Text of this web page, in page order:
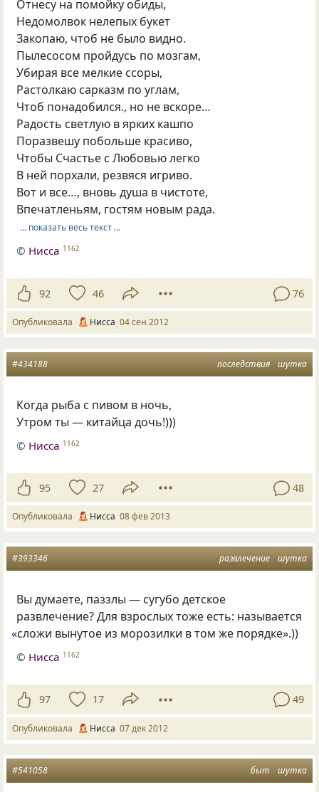
Отнесу на помойку обиды,
Недомолвок нелепых букет
Закопаю, чтоб не было видно.
Пылесосом пройдусь по мозгам,
Убирая все мелкие ссоры,
Растолкаю сарказм по углам,
Чтоб понадобился., но не вскоре…
Радость светлую в ярких кашпо
Поразвешу побольше красиво,
Чтобы Счастье с Любовью легко
В ней порхали, резвяся игриво.
Вот и все…, вновь душа в чистоте,
Впечатленьям, гостям новым рада.
… показать весь текст …
© Нисса 1162
92 46 76
Опубликовала Нисса 04 сен 2012
последствия шутка
#434188
Когда рыба с пивом в ночь,
Утром ты — китайца дочь!)))
© Нисса 1162
95 27 48
Опубликовала Нисса 08 фев 2013
развлечение шутка
#393346
Вы думаете, паззлы — сугубо детское
развлечение? Для взрослых тоже есть: называется
«сложи вынутое из морозилки в том же порядке».))
© Нисса 1162
97 17 49
Опубликовала Нисса 07 дек 2012
быт шутка
#541058